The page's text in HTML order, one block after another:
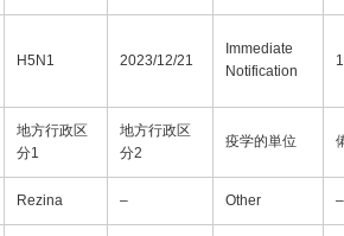
H5N1 2023/12/21
Immediate
Notification
地方行政区
分1
地方行政区
分2
疫学的単位
Rezina – Other –